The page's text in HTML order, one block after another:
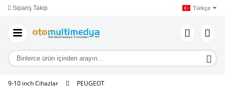
Sipariş Takip Türkçe
9-10 inch Cihazlar PEUGEOT